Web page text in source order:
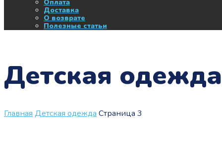
Оплата
Доставка
О возврате
Полезные статьи
Детская одежда
Главная Детская одежда Страница 3